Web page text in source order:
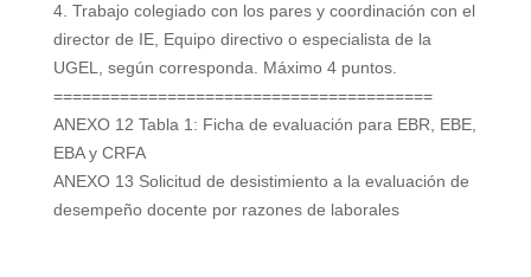
4. Trabajo colegiado con los pares y coordinación con el
director de IE, Equipo directivo o especialista de la
UGEL, según corresponda. Máximo 4 puntos.
========================================
ANEXO 12 Tabla 1: Ficha de evaluación para EBR, EBE,
EBA y CRFA
ANEXO 13 Solicitud de desistimiento a la evaluación de
desempeño docente por razones de laborales